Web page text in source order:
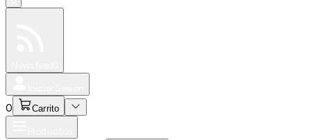
0 Carrito